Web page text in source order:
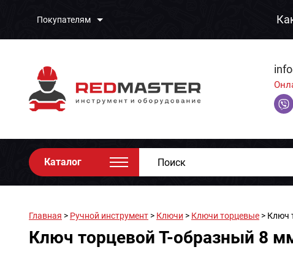
Покупателям
Каталог
Главная > Ручной инструмент > Ключи > Ключи торцевые > Ключ
Ключ торцевой Т-образный 8